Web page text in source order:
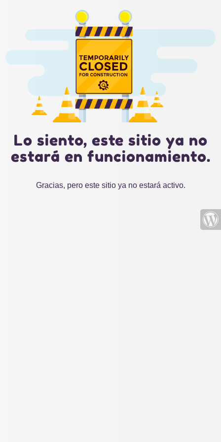
Lo siento, este sitio ya no
estará en funcionamiento.
Gracias, pero este sitio ya no estará activo.